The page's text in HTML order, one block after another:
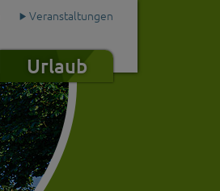
Urlaub
Veranstaltungen